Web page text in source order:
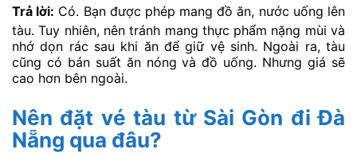
Trả lời: Có. Bạn được phép mang đồ ăn, nước uống lên
tàu. Tuy nhiên, nên tránh mang thực phẩm nặng mùi và
nhớ dọn rác sau khi ăn để giữ vệ sinh. Ngoài ra, tàu
cũng có bán suất ăn nóng và đồ uống. Nhưng giá sẽ
cao hơn bên ngoài.
Nên đặt vé tàu từ Sài Gòn đi Đà
Nẵng qua đâu?